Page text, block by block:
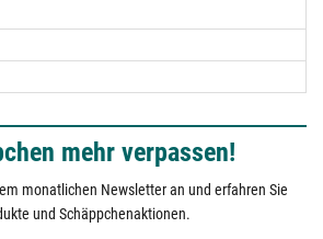
mehr verpassen!
monatlichen Newsletter an und erfahren Sie
und Schäppchenaktionen.